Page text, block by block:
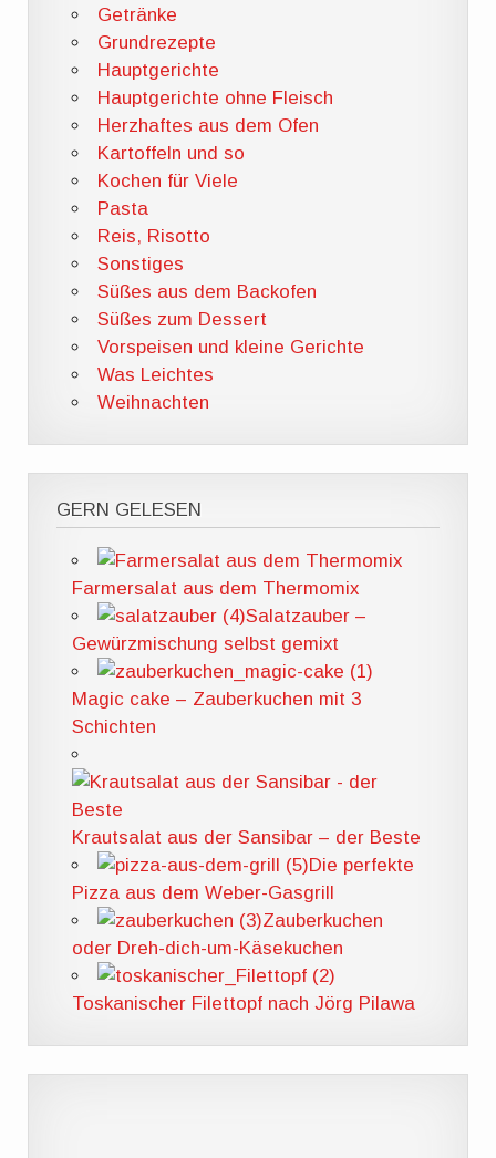
Getränke
Grundrezepte
Hauptgerichte
Hauptgerichte ohne Fleisch
Herzhaftes aus dem Ofen
Kartoffeln und so
Kochen für Viele
Pasta
Reis, Risotto
Sonstiges
Süßes aus dem Backofen
Süßes zum Dessert
Vorspeisen und kleine Gerichte
Was Leichtes
Weihnachten
GERN GELESEN
Farmersalat aus dem Thermomix
Salatzauber –
Gewürzmischung selbst gemixt
Magic cake – Zauberkuchen mit 3
Schichten
Krautsalat aus der Sansibar – der Beste
Die perfekte
Pizza aus dem Weber-Gasgrill
Zauberkuchen
oder Dreh-dich-um-Käsekuchen
Toskanischer Filettopf nach Jörg Pilawa